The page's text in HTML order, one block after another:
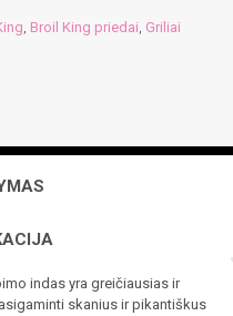
, Broil King priedai, Griliai
indas yra greičiausias ir
skanius ir pikantiškus